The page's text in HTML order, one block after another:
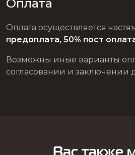
Оплата
Оплата осуществляется
предоплата, 50% пост
Возможны иные варианты
согласовании и заключении